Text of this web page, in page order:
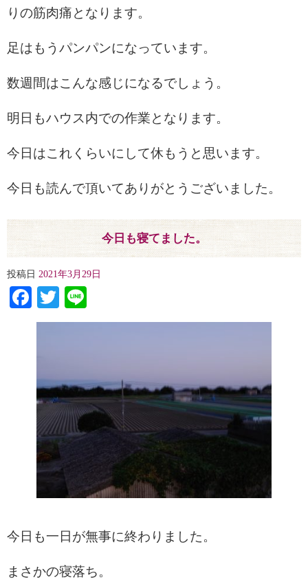
りの筋肉痛となります。
足はもうパンパンになっています。
数週間はこんな感じになるでしょう。
明日もハウス内での作業となります。
今日はこれくらいにして休もうと思います。
今日も読んで頂いてありがとうございました。
今日も寝てました。
投稿日 2021年3月29日
Facebook
Twitter
今日も一日が無事に終わりました。
まさかの寝落ち。